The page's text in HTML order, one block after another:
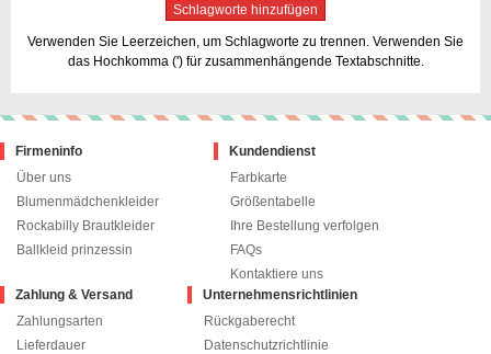
Schlagworte hinzufügen
Verwenden Sie Leerzeichen, um Schlagworte zu trennen. Verwenden Sie
das Hochkomma (') für zusammenhängende Textabschnitte.
Firmeninfo
Über uns
Blumenmädchenkleider
Rockabilly Brautkleider
Ballkleid prinzessin
Kundendienst
Farbkarte
Größentabelle
Ihre Bestellung verfolgen
FAQs
Kontaktiere uns
Zahlung & Versand
Zahlungsarten
Lieferdauer
Unternehmensrichtlinien
Rückgaberecht
Datenschutzrichtlinie